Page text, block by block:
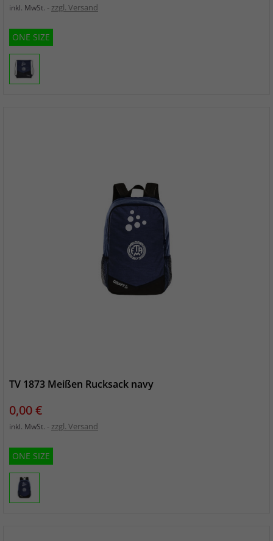
inkl. MwSt. zzgl. Versand
ONE SIZE
TV 1873 Meißen Rucksack navy
Preis
0,00 €
inkl. MwSt. zzgl. Versand
ONE SIZE